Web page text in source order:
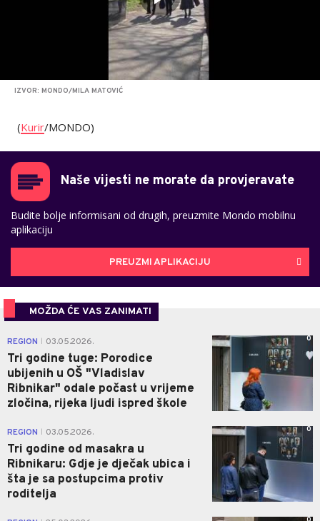
IZVOR: MONDO/MILA MATOVIĆ
(Kurir/MONDO)
Naše vijesti ne morate da provjeravate
Budite bolje informisani od drugih, preuzmite Mondo mobilnu
aplikaciju
PREUZMI APLIKACIJU
MOŽDA ĆE VAS ZANIMATI
REGION 03.05.2026.
Tri godine tuge: Porodice
ubijenih u OŠ "Vladislav
Ribnikar" odale počast u vrijeme
zločina, rijeka ljudi ispred škole
0
REGION 03.05.2026.
Tri godine od masakra u
Ribnikaru: Gdje je dječak ubica i
šta je sa postupcima protiv
roditelja
0